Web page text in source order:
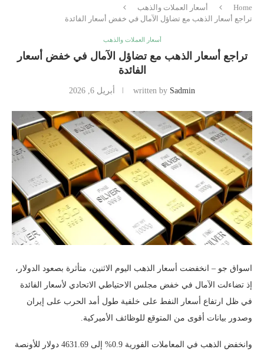
Home
أسعار العملات والذهب
تراجع أسعار الذهب مع تضاؤل الآمال في خفض أسعار الفائدة
أسعار العملات والذهب
تراجع أسعار الذهب مع تضاؤل الآمال في خفض أسعار
الفائدة
written by Sadmin أبريل 6, 2026
اسواق جو – انخفضت أسعار الذهب اليوم الاثنين، متأثرة بصعود الدولار،
إذ تضاءلت الآمال في خفض مجلس الاحتياطي الاتحادي لأسعار الفائدة
في ظل ارتفاع أسعار النفط على خلفية طول أمد الحرب على إيران
وصدور بيانات أقوى من المتوقع للوظائف الأميركية.
وانخفض الذهب في المعاملات الفورية 0.9% إلى 4631.69 دولار للأونصة